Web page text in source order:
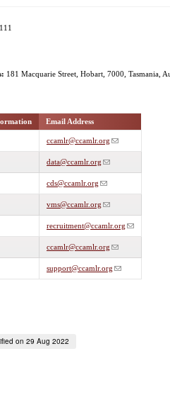
181 Macquarie Street, Hobart, 7000, Tasmania,
Email Address
ccamlr@ccamlr.org
data@ccamlr.org
cds@ccamlr.org
vms@ccamlr.org
recruitment@ccamlr.org
ccamlr@ccamlr.org
support@ccamlr.org
on 29 Aug 2022